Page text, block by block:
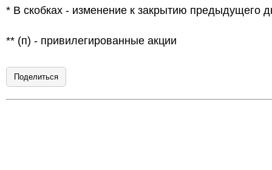
* В скобках - изменение к закрытию предыдущего
** (п) - привилегированные акции
Поделиться